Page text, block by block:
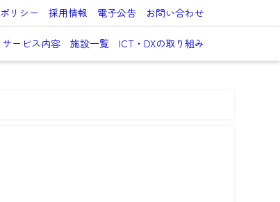
リシー 採用情報 電子公告 お問い合わせ
ービス内容 施設一覧 ICT・DXの取り組み